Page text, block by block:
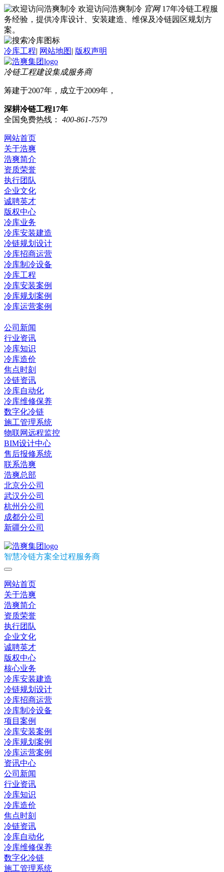
欢迎访问浩爽制冷 官网 17年冷链工程服
务经验，提供冷库设计、安装建造、维保及冷链园区规划方
案。
冷库工程| 网站地图| 版权声明
冷链工程建设集成服务商
筹建于2007年，成立于2009年，
深耕冷链工程17年
全国免费热线：
400-861-7579
网站首页
关于浩爽
浩爽简介
资质荣誉
执行团队
企业文化
诚聘英才
版权中心
冷库业务
冷库安装建造
冷链规划设计
冷库招商运营
冷库制冷设备
冷库工程
冷库安装案例
冷库规划案例
冷库运营案例
公司新闻
行业资讯
冷库知识
冷库造价
焦点时刻
冷链资讯
冷库自动化
冷库维修保养
数字化冷链
施工管理系统
物联网远程监控
BIM设计中心
售后报修系统
联系浩爽
浩爽总部
北京分公司
武汉分公司
杭州分公司
成都分公司
新疆分公司
智慧冷链方案全过程服务商
网站首页
关于浩爽
浩爽简介
资质荣誉
执行团队
企业文化
诚聘英才
版权中心
核心业务
冷库安装建造
冷链规划设计
冷库招商运营
冷库制冷设备
项目案例
冷库安装案例
冷库规划案例
冷库运营案例
资讯中心
公司新闻
行业资讯
冷库知识
冷库造价
焦点时刻
冷链资讯
冷库自动化
冷库维修保养
数字化冷链
施工管理系统